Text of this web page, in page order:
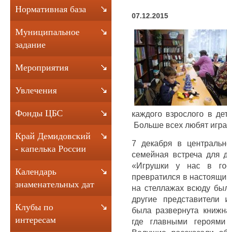
07.12.2015
каждого взрослого в
Больше всех любят
7 декабря в
семейная встреча для
«Игрушки у нас в
превратился в
на стеллажах всюду
другие
была развернута
где главными
Нормативная база
Муниципальное
задание
Мероприятия
Увлечения
Фонды ЦБС
Край Демидовский
- капелька России
Календарь
знаменательных дат
Клубы по
интересам